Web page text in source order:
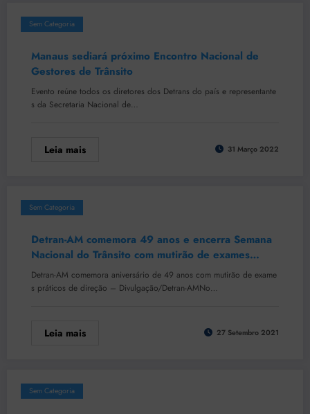
Sem Categoria
Manaus sediará próximo Encontro Nacional de
Gestores de Trânsito
Evento reúne todos os diretores dos Detrans do país e representante
s da Secretaria Nacional de…
Leia mais 31 Março 2022
Sem Categoria
Detran-AM comemora 49 anos e encerra Semana
Nacional do Trânsito com mutirão de exames
práticos de direção
Detran-AM comemora aniversário de 49 anos com mutirão de exame
s práticos de direção – Divulgação/Detran-AMNo…
Leia mais 27 Setembro 2021
Sem Categoria